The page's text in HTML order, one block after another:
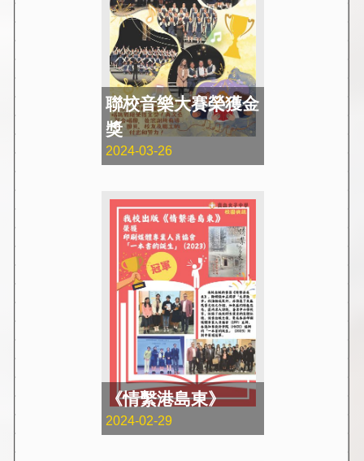
聯校音樂大賽榮獲金
獎
2024-03-26
《情繫港島東》
2024-02-29